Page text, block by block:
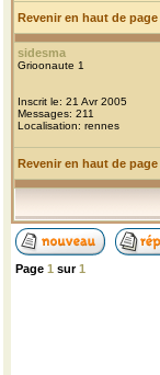
Revenir en haut de page
sidesma
Grioonaute 1
Inscrit le: 21 Avr 2005
Messages: 211
Localisation: rennes
Revenir en haut de page
Page 1 sur1